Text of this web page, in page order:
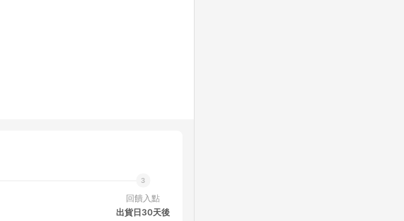
回饋入點
出貨日30天後